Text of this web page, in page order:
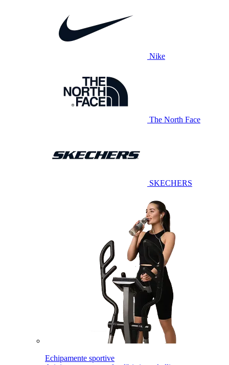
Nike
The North Face
SKECHERS
Echipamente sportive